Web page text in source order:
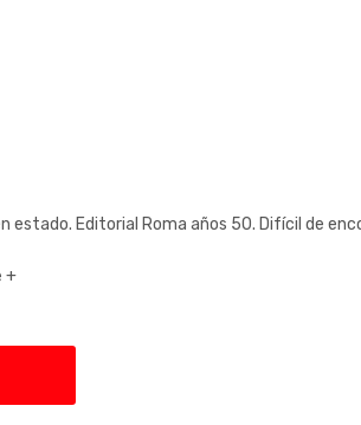
estado. Editorial Roma años 50. Difícil de
+